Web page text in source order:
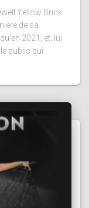
Yellow Brick
de sa
2021, et, lui
public qui